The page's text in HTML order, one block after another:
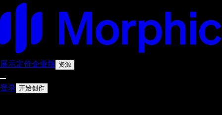
展示定价企业版 资源
登录 开始创作